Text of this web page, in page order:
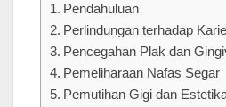
Pendahuluan
Perlindungan terhadap
Pencegahan Plak dan
Pemeliharaan Nafas Segar
Pemutihan Gigi dan